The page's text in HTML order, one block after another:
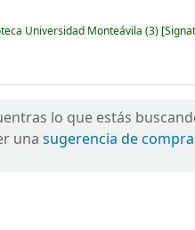
Universidad Monteávila (3)
lo que estás
unasugerencia de compra